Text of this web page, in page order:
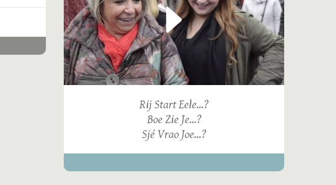
Rij Start Eele...?
Boe Zie Je...?
Sjé Vrao Joe...?